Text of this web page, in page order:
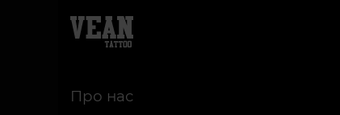
Про нас